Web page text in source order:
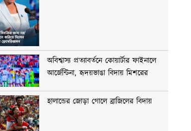
অবিশ্বাস্য প্রত্যাবর্তনে কোয়ার্টার ফাইনালে
আর্জেন্টিনা, হৃদয়ভাঙা বিদায় মিশরের
হালান্ডের জোড়া গোলে ব্রাজিলের বিদায়